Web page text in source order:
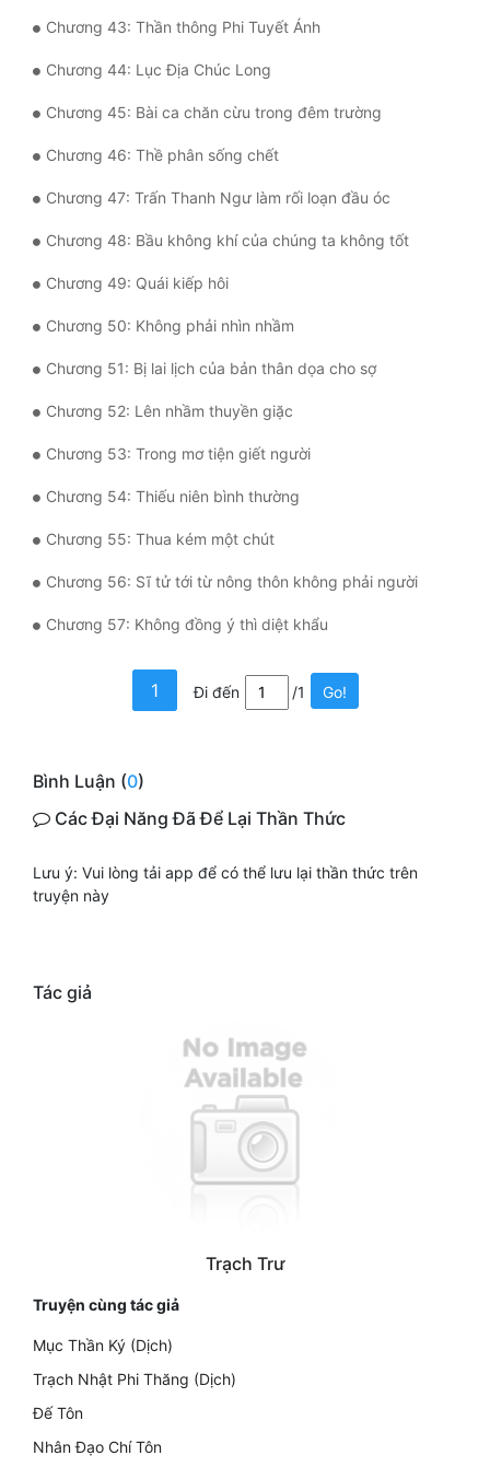
Đông Phương
Đông Phương Huyền Huyễn
Đồng Nhân
Truyện Nữ
Vô Địch Lưu
Xây Dựng Thế Lực
Đam Mỹ
Đẹp Hiệp
Tính Cách Nhân Vật :
Điềm Đạm
Chương 43: Thần thông Phi Tuyết Ánh
Chương 44: Lục Địa Chúc Long
Chương 45: Bài ca chăn cừu trong đêm trường
Chương 46: Thề phân sống chết
Chương 47: Trấn Thanh Ngư làm rối loạn đầu óc
Chương 48: Bầu không khí của chúng ta không tốt
Chương 49: Quái kiếp hôi
Chương 50: Không phải nhìn nhầm
Chương 51: Bị lai lịch của bản thân dọa cho sợ
Chương 52: Lên nhầm thuyền giặc
Chương 53: Trong mơ tiện giết người
Chương 54: Thiếu niên bình thường
Chương 55: Thua kém một chút
Chương 56: Sĩ tử tới từ nông thôn không phải người
Chương 57: Không đồng ý thì diệt khẩu
1 Đi đến /1 Go!
Bình Luận (0)
Các Đại Năng Đã Để Lại Thần Thức
Lưu ý: Vui lòng tải app để có thể lưu lại thần thức trên
truyện này
Tác giả
Trạch Trư
Truyện cùng tác giả
Mục Thần Ký (Dịch)
Trạch Nhật Phi Thăng (Dịch)
Đế Tôn
Nhân Đạo Chí Tôn